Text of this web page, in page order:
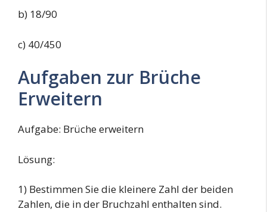
b) 18/90
c) 40/450
Aufgaben zur Brüche
Erweitern
Aufgabe: Brüche erweitern
Lösung:
1) Bestimmen Sie die kleinere Zahl der beiden
Zahlen, die in der Bruchzahl enthalten sind.